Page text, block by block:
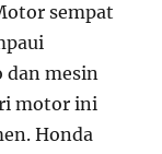
sempat
dan mesin
motor ini
Honda